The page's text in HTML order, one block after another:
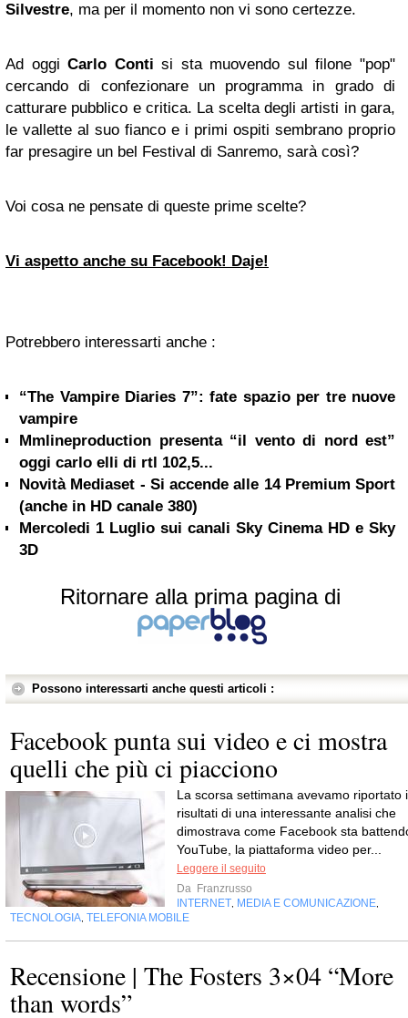
Silvestre, ma per il momento non vi sono certezze.
Ad oggiCarlo Conti si sta muovendo sul filone "pop"
cercando di confezionare un programma in grado di
catturare pubblico e critica. La scelta degli artisti in gara,
le vallette al suo fianco e i primi ospiti sembrano proprio
far presagire un bel Festival di Sanremo, sarà così?
Voi cosa ne pensate di queste prime scelte?
Vi aspetto anche su Facebook! Daje!
Potrebbero interessarti anche :
“The Vampire Diaries 7”: fate spazio per tre nuove
vampire
Mmlineproduction presenta “il vento di nord est”
oggi carlo elli di rtl 102,5...
Novità Mediaset - Si accende alle 14 Premium Sport
(anche in HD canale 380)
Mercoledi 1 Luglio sui canali Sky Cinema HD e Sky
3D
Ritornare alla prima pagina di
Possono interessarti anche questi articoli :
Facebook punta sui video e ci mostra
quelli che più ci piacciono
La scorsa settimana avevamo riportato i
risultati di una interessante analisi che
dimostrava come Facebook sta
YouTube, la piattaforma video per...
Leggere il seguito
Da Franzrusso
INTERNET MEDIA E COMUNICAZIONE
TECNOLOGIA TELEFONIA MOBILE
Recensione | The Fosters 3×04 “More
than words”